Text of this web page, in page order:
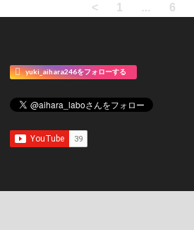
< 1 … 6
yuki_aihara246をフォローする